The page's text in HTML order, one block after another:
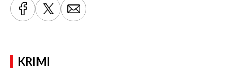
KRIMI